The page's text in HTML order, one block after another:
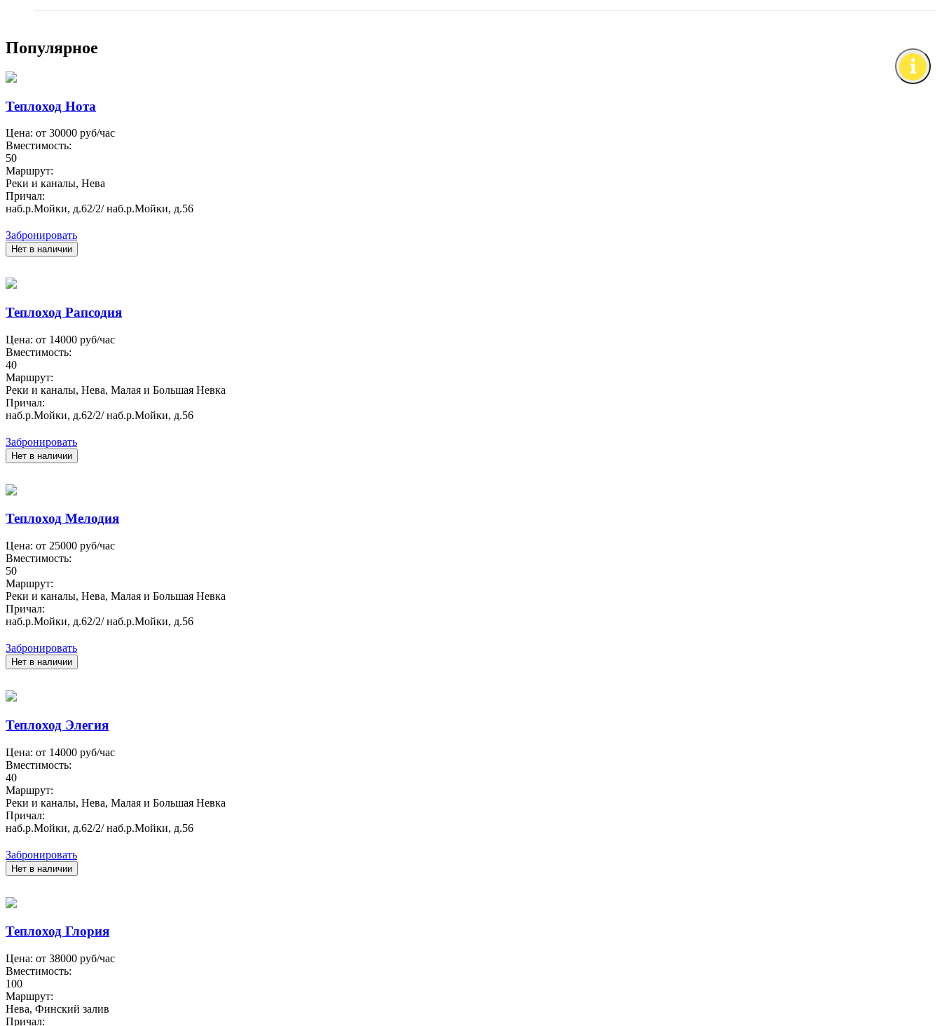
Популярное
Теплоход Нота
Цена: от 30000 руб/час
Вместимость:
50
Маршрут:
Реки и каналы, Нева
Причал:
наб.р.Мойки, д.62/2/ наб.р.Мойки, д.56
Забронировать
Нет в наличии
Теплоход Рапсодия
Цена: от 14000 руб/час
Вместимость:
40
Маршрут:
Реки и каналы, Нева, Малая и Большая Невка
Причал:
наб.р.Мойки, д.62/2/ наб.р.Мойки, д.56
Забронировать
Нет в наличии
Теплоход Мелодия
Цена: от 25000 руб/час
Вместимость:
50
Маршрут:
Реки и каналы, Нева, Малая и Большая Невка
Причал:
наб.р.Мойки, д.62/2/ наб.р.Мойки, д.56
Забронировать
Нет в наличии
Теплоход Элегия
Цена: от 14000 руб/час
Вместимость:
40
Маршрут:
Реки и каналы, Нева, Малая и Большая Невка
Причал:
наб.р.Мойки, д.62/2/ наб.р.Мойки, д.56
Забронировать
Нет в наличии
Теплоход Глория
Цена: от 38000 руб/час
Вместимость:
100
Маршрут:
Нева, Финский залив
Причал: